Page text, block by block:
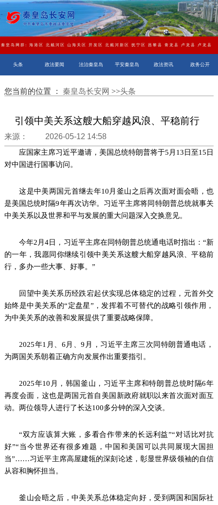
秦皇岛网群: 海港区 北戴河区 山海关区 开发区 北戴河新区 抚宁区 昌黎县 青龙县 卢龙县 卢龙县
头条 政法要闻 法治秦皇岛 平安秦皇岛 政法资讯 政务公开
您当前的位置 ： 秦皇岛长安网 >>头条
引领中美关系这艘大船穿越风浪、平稳前行
来源： 2026-05-12 14:58
应国家主席习近平邀请，美国总统特朗普将于5月13日至15日
对中国进行国事访问。
这是中美两国元首继去年10月釜山之后再次面对面会晤，也
是美国总统时隔9年再次访华。习近平主席将同特朗普总统就事关
中美关系以及世界和平与发展的重大问题深入交换意见。
今年2月4日，习近平主席在同特朗普总统通电话时指出：“新
的一年，我愿同你继续引领中美关系这艘大船穿越风浪、平稳前
行，多办一些大事、好事。”
回望中美关系历经跌宕起伏实现总体稳定的过程，元首外交
始终是中美关系的“定盘星”，发挥着不可替代的战略引领作用，
为中美关系的改善和发展提供了重要战略保障。
2025年1月、6月、9月，习近平主席三次同特朗普通电话，
为两国关系朝着正确方向发展作出重要指引。
2025年10月，韩国釜山，习近平主席和特朗普总统时隔6年
再度会面，这也是两国元首自美国新政府就职以来首次面对面互
动。两位领导人进行了长达100多分钟的深入交谈。
“双方应该算大账，多看合作带来的长远利益”“对话比对抗
好”“当今世界还有很多难题，中国和美国可以共同展现大国担
当”……习近平主席高屋建瓴的深刻论述，彰显世界级领袖的自信
从容和胸怀担当。
釜山会晤之后，中美关系总体稳定向好，受到两国和国际社